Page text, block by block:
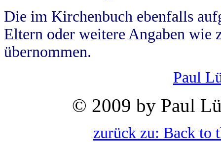
Die im Kirchenbuch ebenfalls
Eltern oder weitere Angaben wie
übernommen.
Paul
© 2009 by Paul
zurück zu: Back to